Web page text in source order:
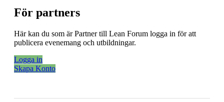
För partners
Här kan du som är Partner till Lean Forum logga in för att
publicera evenemang och utbildningar.
Logga in
Skapa Konto